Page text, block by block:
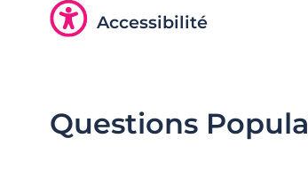
Accessibilité
Questions